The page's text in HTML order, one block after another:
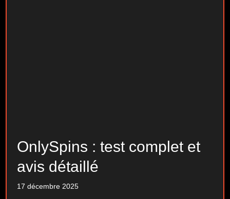
OnlySpins : test complet et
avis détaillé
17 décembre 2025